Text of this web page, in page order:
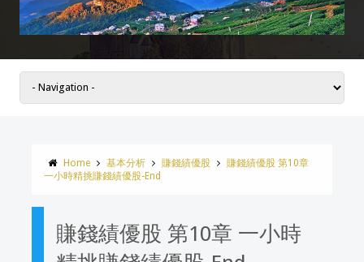
Home 基本分析 賺錢績優股
賺錢績優股 第10章
一小時精挑賺錢績優股-End
賺錢績優股 第10章 一小時